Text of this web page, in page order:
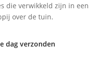
die verwikkeld zijn in een
over de tuin.
dag verzonden